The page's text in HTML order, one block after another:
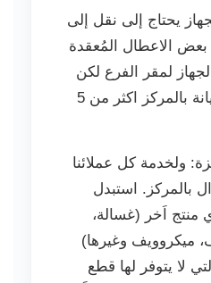
يحتاج إلى نقل إلى
بعض الاعطال المُعقدة
لمقر الفرع لكن
لن تتخطي مدة الصيانة بالمركز اكثر من 5
ولخدمة كل عملائنا
بالمركز. استبدل
منتج اَخر (غسالة،
ميكروويف وغيرها)
لا يتوفر لها قطع